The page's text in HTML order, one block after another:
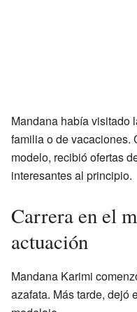
Mandana había visitado
familia o de vacaciones.
modelo, recibió ofertas
interesantes al principio.
Carrera en el
actuación
Mandana Karimi
azafata. Más tarde, dejó